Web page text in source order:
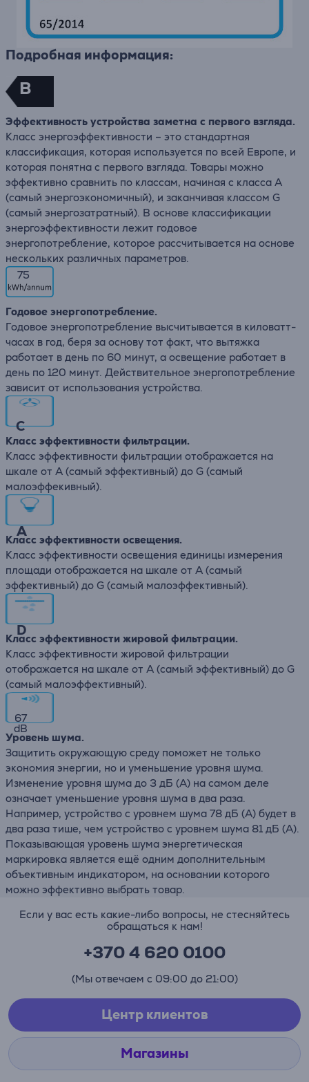
Подробная информация:
B
Эффективность устройства заметна с первого взгляда.
Класс энергоэффективности – это стандартная
классификация, которая используется по всей Европе, и
которая понятна с первого взгляда. Товары можно
эффективно сравнить по классам, начиная с класса А
(самый энергоэкономичный), и заканчивая классом G
(самый энергозатратный). В основе классификации
энергоэффективности лежит годовое
энергопотребление, которое рассчитывается на основе
нескольких различных параметров.
75
Годовое энергопотребление.
Годовое энергопотребление высчитывается в киловатт-
часах в год, беря за основу тот факт, что вытяжка
работает в день по 60 минут, а освещение работает в
день по 120 минут. Действительное энергопотребление
зависит от использования устройства.
C
Класс эффективности фильтрации.
Класс эффективности фильтрации отображается на
шкале от А (самый эффективный) до G (самый
малоэффекивный).
A
Класс эффективности освещения.
Класс эффективности освещения единицы измерения
площади отображается на шкале от А (самый
эффективный) до G (самый малоэффективный).
D
Класс эффективности жировой фильтрации.
Класс эффективности жировой фильтрации
отображается на шкале от А (самый эффективный) до G
(самый малоэффективный).
67
dB
Уровень шума.
Защитить окружающую среду поможет не только
экономия энергии, но и уменьшение уровня шума.
Изменение уровня шума до 3 дБ (А) на самом деле
означает уменьшение уровня шума в два раза.
Например, устройство с уровнем шума 78 дБ (А) будет в
два раза тише, чем устройство с уровнем шума 81 дБ (А).
Показывающая уровень шума энергетическая
маркировка является ещё одним дополнительным
объективным индикатором, на основании которого
можно эффективно выбрать товар.
Если у вас есть какие-либо вопросы, не стесняйтесь
обращаться к нам!
+370 4 620 0100
(Мы отвечаем с 09:00 до 21:00)
Центр клиентов
Магазины